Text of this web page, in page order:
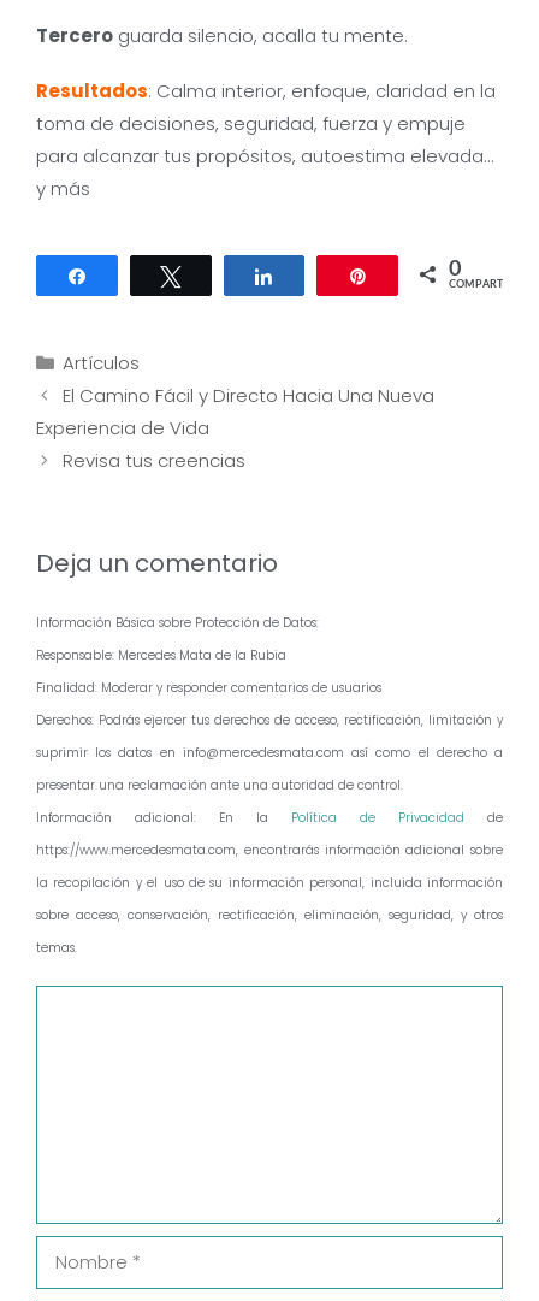
Tercero guarda silencio, acalla tu mente.
Resultados: Calma interior, enfoque, claridad en la
toma de decisiones, seguridad, fuerza y empuje
para alcanzar tus propósitos, autoestima elevada…
y más
Compartir Twittear Compartir 0
COMPARTIR
Categorías
Artículos
Navegación
de
entradas
El Camino Fácil y Directo Hacia Una Nueva
Experiencia de Vida
Revisa tus creencias
Deja un comentario
Información Básica sobre Protección de Datos:
Responsable: Mercedes Mata de la Rubia
Finalidad: Moderar y responder comentarios de usuarios
Derechos: Podrás ejercer tus derechos de acceso, rectificación, limitación y
suprimir los datos en info@mercedesmata.com así como el derecho a
presentar una reclamación ante una autoridad de control.
Información adicional: En la Política de Privacidad de
https://www.mercedesmata.com, encontrarás información adicional sobre
la recopilación y el uso de su información personal, incluida información
sobre acceso, conservación, rectificación, eliminación, seguridad, y otros
temas.
Nombre